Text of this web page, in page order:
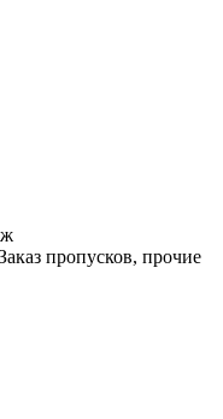
пропусков, прочие